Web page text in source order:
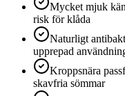
Mycket mjuk
risk för klåda
Naturligt
upprepad
Kroppsnära
skavfria sömmar